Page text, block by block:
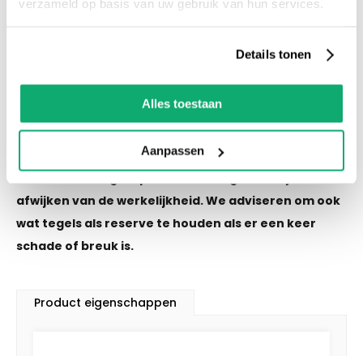
verzameld op basis van uw gebruik van hun services.
Details tonen
Alles toestaan
Aanpassen
Let op! Over gebleven tegels mogen niet retour! De
afwijken van de werkelijkheid. We adviseren om ook
wat tegels als reserve te houden als er een keer
schade of breuk is.
Product eigenschappen